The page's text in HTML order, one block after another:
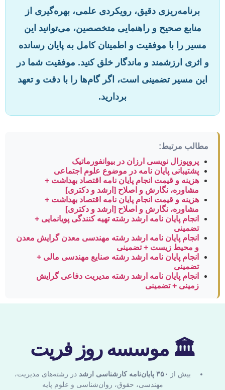
برنامه‌ریزی دقیق، رویکردی علمی، بهره‌گیری از
منابع صحیح و راهنمایی متخصصین، می‌توانید این
مسیر را با موفقیت و اطمینان کامل به پایان رسانده
و اثری ارزشمند و ماندگار خلق کنید. موفقیت شما در
این مسیر تضمینی است، اگر گام‌ها را با دقت و تعهد
بردارید.
مطالب مرتبط:
پروپوزال نویسی ارزان در بیوانفورماتیک
پشتیبانی پایان نامه در موضوع علوم اجتماعی
هزینه و قیمت انجام پایان نامه اقتصاد بهداشت +
مشاوره، نگارش و اصلاح [ارشد و دکتری]
هزینه و قیمت انجام پایان نامه اقتصاد بهداشت +
مشاوره، نگارش و اصلاح [ارشد و دکتری]
انجام پایان نامه ارشد رشته تهیه کنندگی پویانمایی +
تضمینی
انجام پایان نامه ارشد رشته مهندسی معدن گرایش معدن
و محیط زیست + تضمینی
انجام پایان نامه ارشد رشته صنایع مهندسی مالی +
تضمینی
انجام پایان نامه ارشد رشته مدیریت دفاعی گرایش
زمینی + تضمینی
🏛 موسسه روز فریت
بیش از ۳۵۰ پایان‌نامه کارشناسی ارشد
در رشته‌های مدیریت،
مهندسی، حقوق، روان‌شناسی و علوم پایه